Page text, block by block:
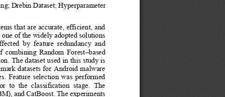
; Drebin Dataset; Hyperparameter
that are accurate, efficient, and
one of the widely adopted solutions
by  feature  redundancy  and
combining  Random  Forest–based
The dataset used in this study is
datasets for Android malware
Feature  selection  was  performed
to  the  classification  stage.  The
and CatBoost. The experiments